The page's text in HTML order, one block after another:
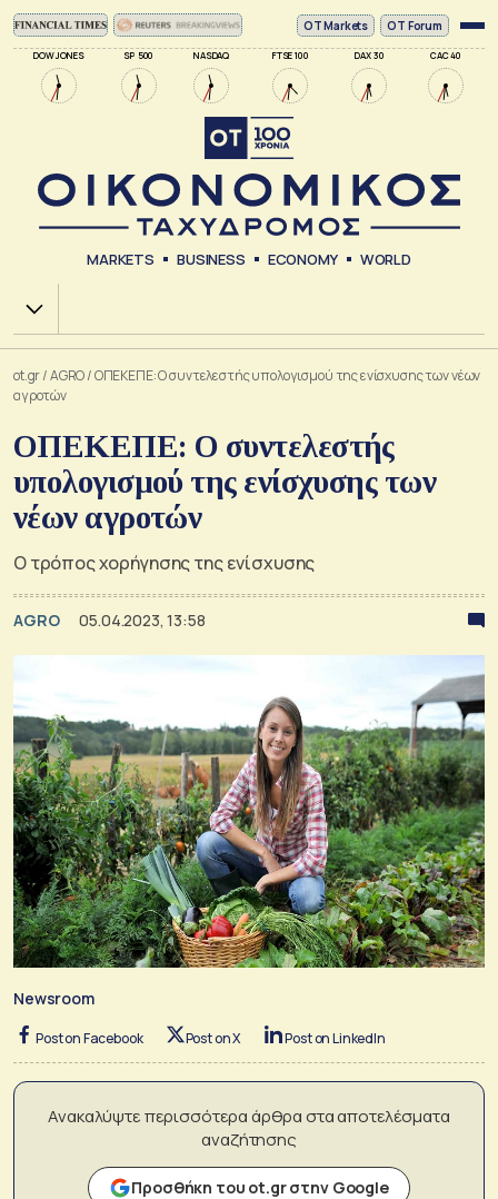
DOW JONES SP 500 NASDAQ FTSE 100 DAX 30 CAC 40
ΟΤ Markets OT Forum
MARKETS BUSINESS ECONOMY WORLD
Χ.Α.
ot.gr/AGRO/ΟΠΕΚΕΠΕ: Ο συντελεστής υπολογισμού της ενίσχυσης των νέων
αγροτών
ΟΠΕΚΕΠΕ: Ο συντελεστής
υπολογισμού της ενίσχυσης των
νέων αγροτών
Ο τρόπος χορήγησης της ενίσχυσης
AGRO 05.04.2023, 13:58
Newsroom
Post on Facebook Post on X Post on LinkedIn
Ανακαλύψτε περισσότερα άρθρα στα αποτελέσματα
αναζήτησης
Προσθήκη του ot.gr στην Google